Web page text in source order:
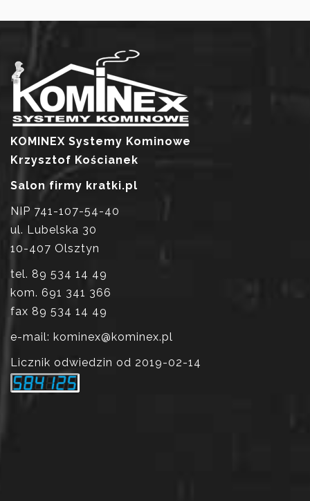
KOMINEX Systemy Kominowe
Krzysztof Kościanek
Salon firmy kratki.pl
NIP 741-107-54-40
ul. Lubelska 30
10-407 Olsztyn
tel. 89 534 14 49
kom. 691 341 366
fax 89 534 14 49
e-mail: kominex@kominex.pl
Licznik odwiedzin od 2019-02-14